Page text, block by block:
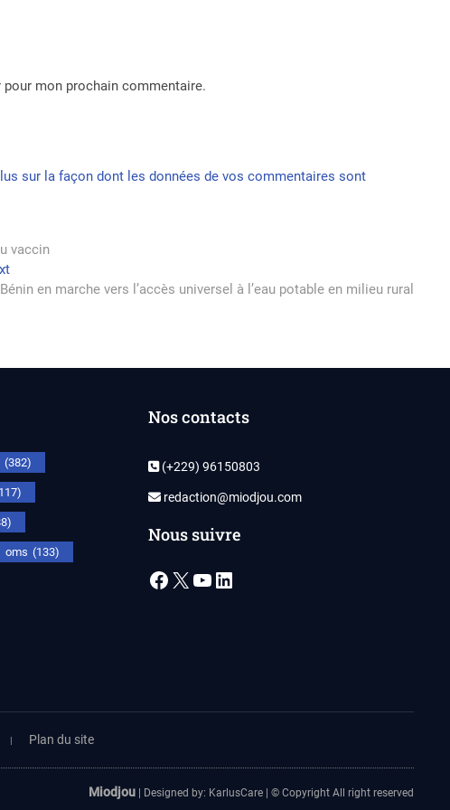
mon prochain commentaire.
sur la façon dont les données de vos commentaires sont
vaccin
Next
post:en marche vers l’accès universel à l’eau potable en milieu rural
(382)
oms (133)
Nos contacts
(+229) 96150803
redaction@miodjou.com
Nous suivre
Facebook
X YouTube
LinkedIn
Plan du site
Miodjou| Designed by: KarlusCare| © Copyright All right reserved